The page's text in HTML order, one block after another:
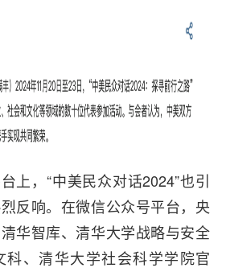
上，“中美民众对话2024”也引
反响。在微信公众号平台，央
华智库、清华大学战略与安全
、清华大学社会科学学院官